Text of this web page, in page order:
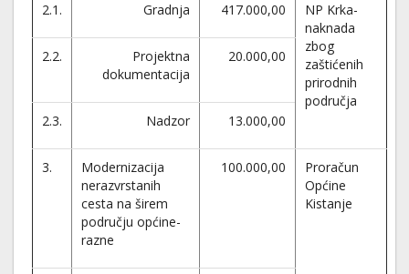
2.1. Gradnja 417.000,00
NP Krka-
naknada
zbog
zaštićenih
prirodnih
područja
2.2.
Projektna
dokumentacija
20.000,00
2.3. Nadzor 13.000,00
3.
Modernizacija
nerazvrstanih
cesta na širem
području općine-
razne
100.000,00
Proračun
Općine
Kistanje